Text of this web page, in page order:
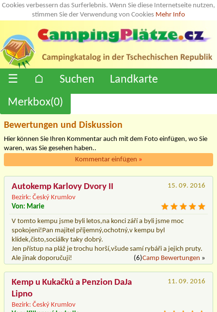
Cookies verbessern das Surferlebnis. Wenn Sie diese Internetseite nutzen,
stimmen Sie der Verwendung von Cookies Mehr Info
☰ ⌂ Suchen
Landkarte
Merkbox(0)
Bewertungen und Diskussion
Hier können Sie Ihren Kommentar auch mit dem Foto einfügen, wo Sie
waren, was Sie gesehen haben..
Kommentar einfügen »
Autokemp Karlovy Dvory II
Bezirk: Český Krumlov
15. 09. 2016
Von: Marie
V tomto kempu jsme byli letos,na konci září a byli jsme moc
spokojeni!Pan majitel příjemný,ochotný,v kempu byl
klídek,čisto,sociálky taky dobrý.
Jen přístup na pláž je trochu horší,všude samí rybáři a jejich pruty.
Ale jinak doporučuji!
(6)Camp Bewertungen »
Kemp u Kukačků a Penzion DaJa
Lipno
Bezirk: Český Krumlov
11. 09. 2016